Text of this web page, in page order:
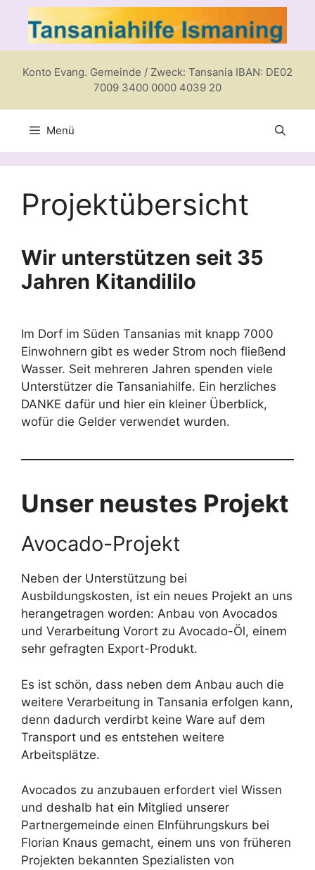
Inhalt
springen
Konto Evang. Gemeinde / Zweck: Tansania IBAN: DE02
7009 3400 0000 4039 20
Menü
Projektübersicht
Wir unterstützen seit 35
Jahren Kitandililo
Im Dorf im Süden Tansanias mit knapp 7000
Einwohnern gibt es weder Strom noch fließend
Wasser. Seit mehreren Jahren spenden viele
Unterstützer die Tansaniahilfe. Ein herzliches
DANKE dafür und hier ein kleiner Überblick,
wofür die Gelder verwendet wurden.
Unser neustes Projekt
Avocado-Projekt
Neben der Unterstützung bei
Ausbildungskosten, ist ein neues Projekt an uns
herangetragen worden: Anbau von Avocados
und Verarbeitung Vorort zu Avocado-Öl, einem
sehr gefragten Export-Produkt.
Es ist schön, dass neben dem Anbau auch die
weitere Verarbeitung in Tansania erfolgen kann,
denn dadurch verdirbt keine Ware auf dem
Transport und es entstehen weitere
Arbeitsplätze.
Avocados zu anzubauen erfordert viel Wissen
und deshalb hat ein Mitglied unserer
Partnergemeinde einen EInführungskurs bei
Florian Knaus gemacht, einem uns von früheren
Projekten bekannten Spezialisten von